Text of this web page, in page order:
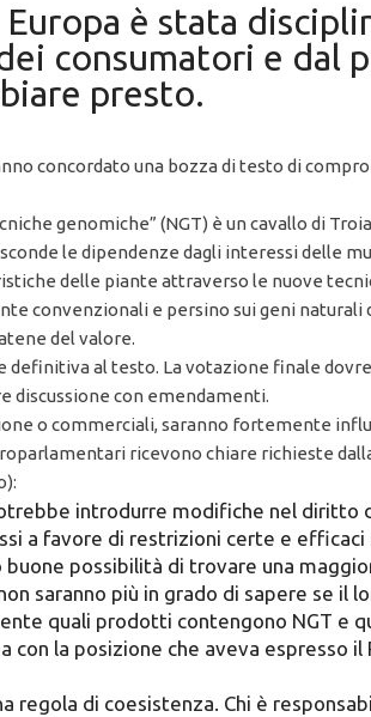
è stata
consumatori e dal
presto.
concordato una bozza di testo di
genomiche” (NGT) è un cavallo di
le dipendenze dagli interessi delle
delle piante attraverso le nuove
convenzionali e persino sui geni
del valore.
definitiva al testo. La votazione finale
discussione con emendamenti.
o commerciali, saranno fortemente
ricevono chiare richieste
introdurre modifiche nel diritto
a favore di restrizioni certe e
possibilità di trovare una
saranno più in grado di sapere se il
quali prodotti contengono NGT e
con la posizione che aveva espresso
regola di coesistenza. Chi è